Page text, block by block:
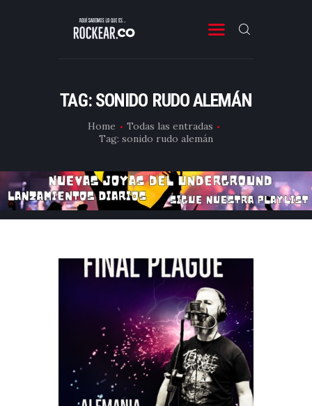
TAG: SONIDO RUDO ALEMÁN
Home
Todas las entradas
Tag: sonido rudo alemán
SONIDO COLOMBIANO
NOTICIAS Y RESEÑAS
VIDEOS
CONTACTO